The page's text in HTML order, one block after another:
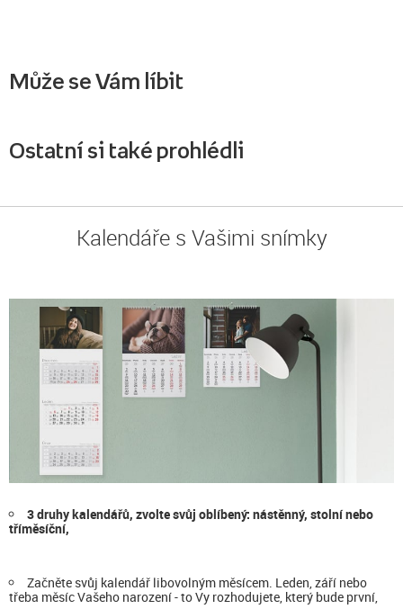
Může se Vám líbit
Ostatní si také prohlédli
Kalendáře s Vašimi snímky
3 druhy kalendářů, zvolte svůj oblíbený: nástěnný, stolní nebo
tříměsíční,
Začněte svůj kalendář libovolným měsícem. Leden, září nebo
třeba měsíc Vašeho narození - to Vy rozhodujete, který bude první,